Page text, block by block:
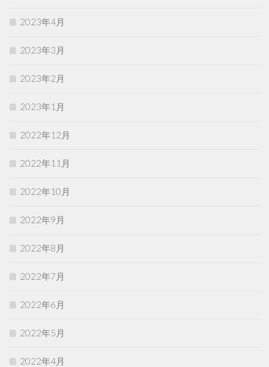
2023年4月
2023年3月
2023年2月
2023年1月
2022年12月
2022年11月
2022年10月
2022年9月
2022年8月
2022年7月
2022年6月
2022年5月
2022年4月